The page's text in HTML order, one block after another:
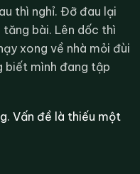
thì nghỉ. Đỡ đau lại
bài. Lên dốc thì
xong về nhà mỏi đùi
biết mình đang tập
Vấn đề là thiếu một